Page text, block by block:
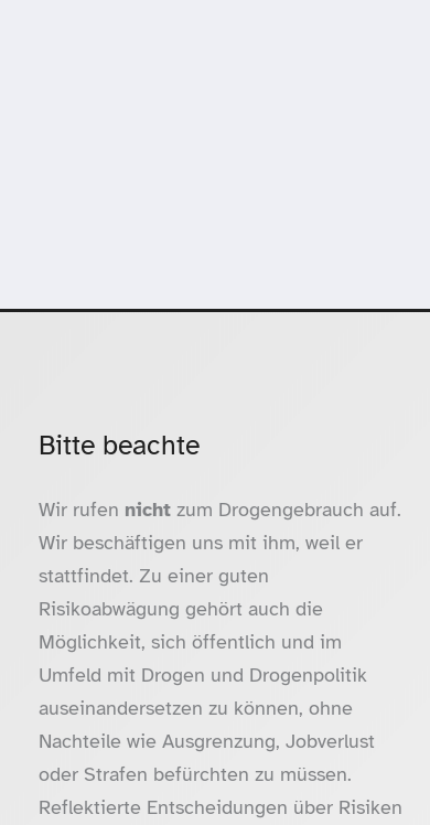
Bitte beachte
Wir rufen nicht zum Drogengebrauch auf.
Wir beschäftigen uns mit ihm, weil er
stattfindet. Zu einer guten
Risikoabwägung gehört auch die
Möglichkeit, sich öffentlich und im
Umfeld mit Drogen und Drogenpolitik
auseinandersetzen zu können, ohne
Nachteile wie Ausgrenzung, Jobverlust
oder Strafen befürchten zu müssen.
Reflektierte Entscheidungen über Risiken